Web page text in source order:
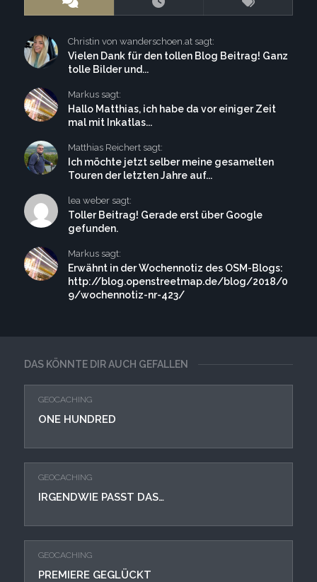
DAS KÖNNTE DIR AUCH GEFALLEN
GEOCACHING
ONE HUNDRED
GEOCACHING
IRGENDWIE PASST DAS…
GEOCACHING
PREMIERE GEGLÜCKT
Christin von wanderschoen.at sagt:
Vielen Dank für den tollen Blog Beitrag! Ganz
tolle Bilder und...
Markus sagt:
Hallo Matthias, ich habe da vor einiger Zeit
mal mit Inkatlas...
Matthias Reichert sagt:
Ich möchte jetzt selber meine gesamelten
Touren der letzten Jahre auf...
lea weber sagt:
Toller Beitrag! Gerade erst über Google
gefunden.
Markus sagt:
Erwähnt in der Wochennotiz des OSM-Blogs:
http://blog.openstreetmap.de/blog/2018/0
9/wochennotiz-nr-423/